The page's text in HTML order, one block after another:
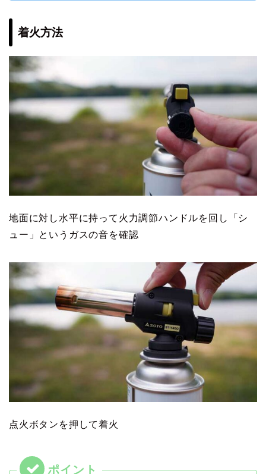
着火方法
地面に対し水平に持って火力調節ハンドルを回し「シ
ュー」というガスの音を確認
点火ボタンを押して着火